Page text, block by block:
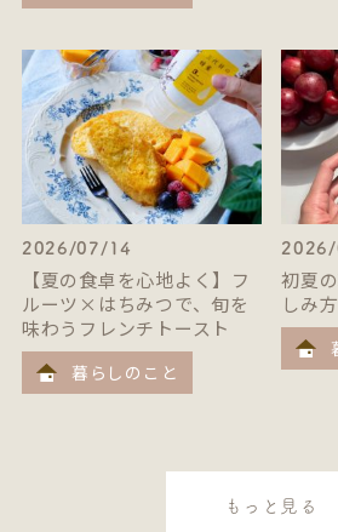
2026/07/14
【夏の食卓を心地よく】フ
ルーツ×はちみつで、旬を
味わうフレンチトースト
暮らしのこと
初夏
しみ方
もっと見る